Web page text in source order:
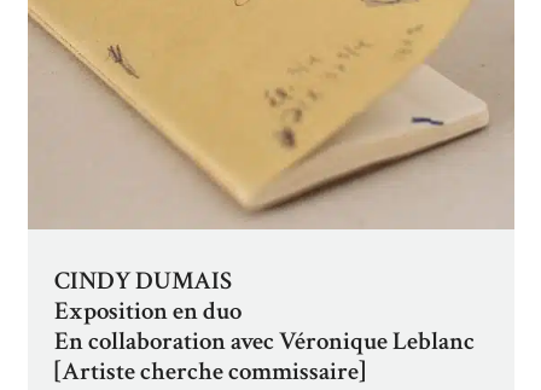
CINDY DUMAIS
Exposition en duo
En collaboration avec Véronique Leblanc
[Artiste cherche commissaire]